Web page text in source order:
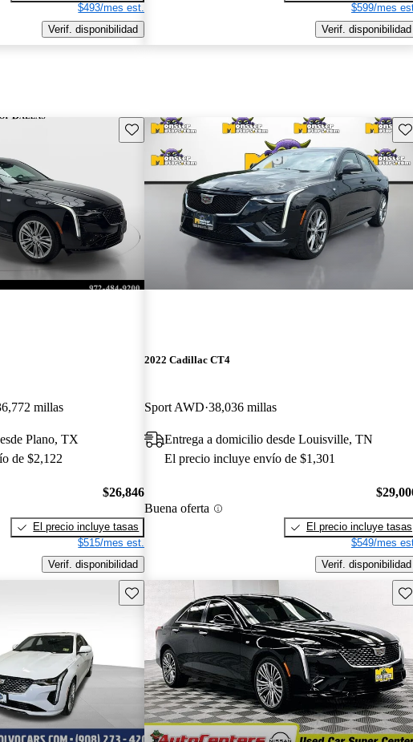
$493/mes est.
Verif. disponibilidad
$599/mes
Verif. disponibilidad
Guarda este Aviso
millas
Plano, TX
de $2,122
$26,846
El precio incluye tasas
$515/mes est.
Verif. disponibilidad
2022 Cadillac CT4
Sport AWD 38,036 millas
Entrega a domicilio desde Louisville, TN
El precio incluye envío de $1,301
Buena oferta
El precio incluye tasas
$549/mes
Verif. disponibilidad
Guarda este Aviso